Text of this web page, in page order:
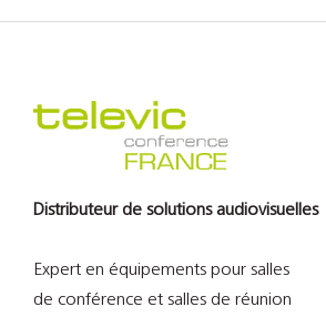
Distributeur de solutions audiovisuelles
Expert en équipements pour salles
de conférence et salles de réunion